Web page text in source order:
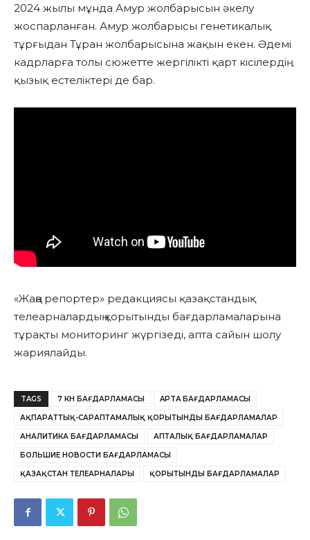
2024 жылы мұнда Амур жолбарысын әкелу
жоспарланған. Амур жолбарысы генетикалық
тұрғыдан Тұран жолбарысына жақын екен. Әдемі
кадрларға толы сюжетте жергілікті қарт кісілердің
қызық естеліктері де бар.
«Жаңа репортер» редакциясы қазақстандық
телеарналардың қорытынды бағдарламаларына
тұрақты мониторинг жүргізеді, апта сайын шолу
жариялайды.
TAGS 7 КҮН БАҒДАРЛАМАСЫ APTA БАҒДАРЛАМАСЫ
АҚПАРАТТЫҚ-САРАПТАМАЛЫҚ ҚОРЫТЫНДЫ БАҒДАРЛАМАЛАР
АНАЛИТИКА БАҒДАРЛАМАСЫ АПТАЛЫҚ БАҒДАРЛАМАЛАР
БОЛЬШИЕ НОВОСТИ БАҒДАРЛАМАСЫ
ҚАЗАҚСТАН ТЕЛЕАРНАЛАРЫ ҚОРЫТЫНДЫ БАҒДАРЛАМАЛАР